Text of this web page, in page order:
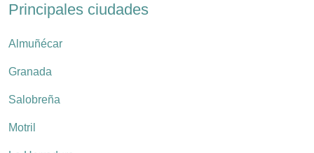
Principales ciudades
Almuñécar
Granada
Salobreña
Motril